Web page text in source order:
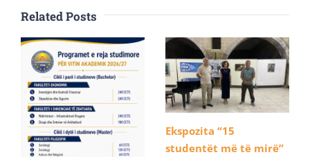
Related Posts
Ekspozita “15
studentët më të mirë”